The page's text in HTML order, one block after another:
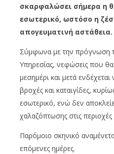
σκαρφαλώσει σήμερα η
εσωτερικό, ωστόσο η
απογευματινή αστάθεια.
Σύμφωνα με την πρόγνωση
Υπηρεσίας, νεφώσεις που
μεσημέρι και μετά
βροχές και καταιγίδες,
εσωτερικό, ενώ δεν
χαλαζόπτωσης στις
Παρόμοιο σκηνικό
επόμενες ημέρες.